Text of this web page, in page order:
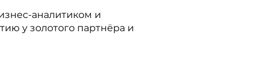
аналитиком и
у золотого партнёра и